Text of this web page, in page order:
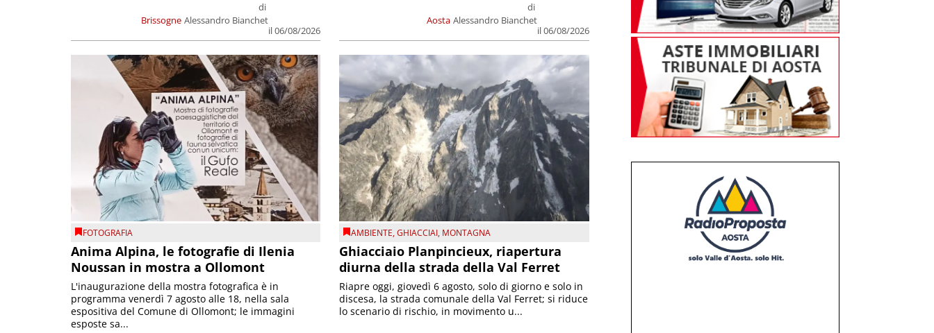
Brissogne
di
Alessandro Bianchet
il 06/08/2026
Aosta
di
Alessandro Bianchet
il 06/08/2026
FOTOGRAFIA
Anima Alpina, le fotografie di Ilenia
Noussan in mostra a Ollomont
L'inaugurazione della mostra fotografica è in
programma venerdì 7 agosto alle 18, nella sala
espositiva del Comune di Ollomont; le immagini
esposte sa...
AMBIENTE,GHIACCIAI, MONTAGNA
Ghiacciaio Planpincieux, riapertura
diurna della strada della Val Ferret
Riapre oggi, giovedì 6 agosto, solo di giorno e solo in
discesa, la strada comunale della Val Ferret; si riduce
lo scenario di rischio, in movimento u...